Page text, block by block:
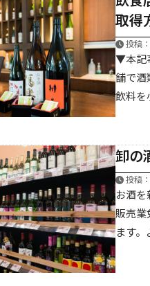
取得
投稿
▼本記
舗で酒
飲料を
卸の
投稿
お酒を
販売業
ます。
お問合せフォーム
24時間365日受付